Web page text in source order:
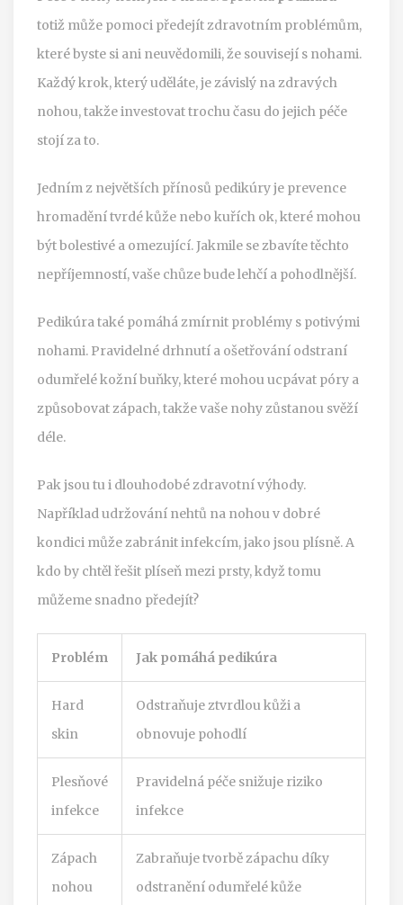
totiž může pomoci předejít zdravotním problémům,
které byste si ani neuvědomili, že souvisejí s nohami.
Každý krok, který uděláte, je závislý na zdravých
nohou, takže investovat trochu času do jejich péče
stojí za to.
Jedním z největších přínosů pedikúry je prevence
hromadění tvrdé kůže nebo kuřích ok, které mohou
být bolestivé a omezující. Jakmile se zbavíte těchto
nepříjemností, vaše chůze bude lehčí a pohodlnější.
Pedikúra také pomáhá zmírnit problémy s potivými
nohami. Pravidelné drhnutí a ošetřování odstraní
odumřelé kožní buňky, které mohou ucpávat póry a
způsobovat zápach, takže vaše nohy zůstanou svěží
déle.
Pak jsou tu i dlouhodobé zdravotní výhody.
Například udržování nehtů na nohou v dobré
kondici může zabránit infekcím, jako jsou plísně. A
kdo by chtěl řešit plíseň mezi prsty, když tomu
můžeme snadno předejít?
Problém Jak pomáhá pedikúra
Hard
skin
Odstraňuje ztvrdlou kůži a
obnovuje pohodlí
Plesňové
infekce
Pravidelná péče snižuje riziko
infekce
Zápach
nohou
Zabraňuje tvorbě zápachu díky
odstranění odumřelé kůže